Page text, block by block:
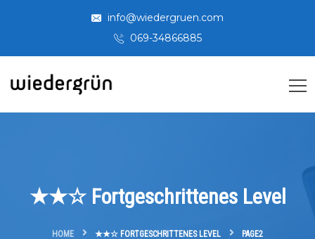
info@wiedergruen.com
069-34866885
★★☆ Fortgeschrittenes Level
HOME ★★☆ FORTGESCHRITTENES LEVEL PAGE2